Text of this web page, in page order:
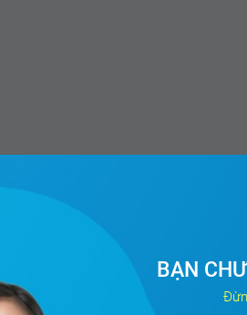
BẠN